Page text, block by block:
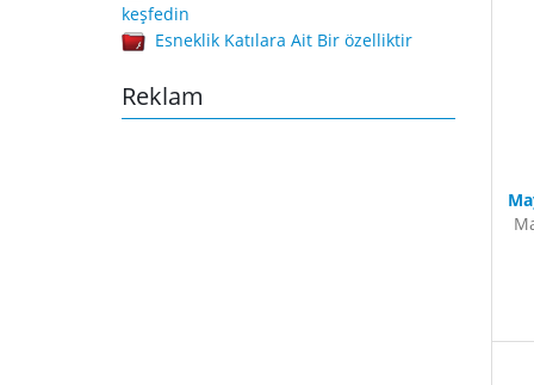
keşfedin
Esneklik Katılara Ait Bir özelliktir
Reklam